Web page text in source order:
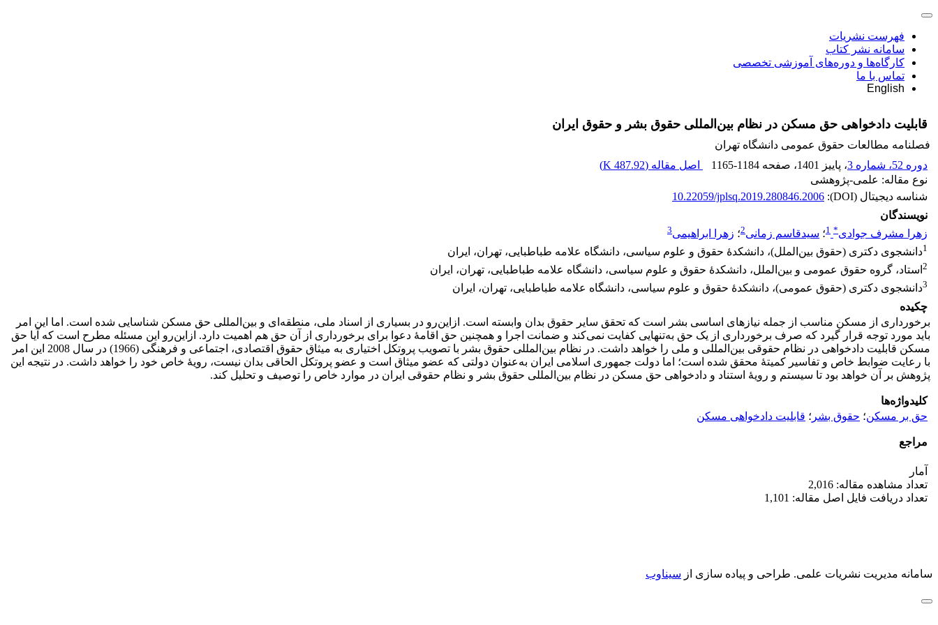
فهرست نشریات
سامانه نشر کتاب
کارگاه‌ها و دوره‌های آموزشی تخصصی
تماس با ما
English
قابلیت دادخواهی حق مسکن در نظام بین‌المللی حقوق بشر و حقوق ایران
فصلنامه مطالعات حقوق عمومی دانشگاه تهران
دوره 52، شماره 3
، پاییز 1401 ، صفحه 1165-1184 اصل مقاله (487.92 K
)
نوع مقاله: علمی-پژوهشی
شناسه دیجیتال (DOI):
10.22059/jplsq.2019.280846.2006
نویسندگان
زهرا مشرف جوادی*
1؛ سیدقاسم زمانی2؛ زهرا ابراهیمی3
1دانشجوی دکتری (حقوق بین‌الملل)، دانشکدۀ حقوق و علوم سیاسی، دانشگاه علامه طباطبایی، تهران، ایران
2 استاد، گروه حقوق عمومی و بین‌الملل، دانشکدۀ حقوق و علوم سیاسی، دانشگاه علامه طباطبایی، تهران، ایران
3دانشجوی دکتری (حقوق عمومی)، دانشکدۀ حقوق و علوم سیاسی، دانشگاه علامه طباطبایی، تهران، ایران
چکیده
برخورداری از مسکن مناسب از جمله نیازهای اساسی بشر است که تحقق سایر حقوق بدان وابسته است. ازاین‌رو در بسیاری از اسناد ملی، منطقه‌ای و بین‌المللی حق مسکن شناسایی شده است. اما این امر
باید مورد توجه قرار گیرد که صرف برخورداری از یک حق به‌تنهایی کفایت نمی‌کند و ضمانت اجرا و همچنین حق اقامۀ دعوا برای برخورداری از آن حق هم اهمیت دارد. ازاین‌رو این مسئله مطرح است که آیا حق
مسکن قابلیت دادخواهی در نظام حقوقی بین‌المللی و ملی را خواهد داشت. در نظام بین‌المللی حقوق بشر با تصویب پروتکل اختیاری به میثاق حقوق اقتصادی، اجتماعی و فرهنگی (1966) در سال 2008 این امر
با رعایت ضوابط خاص و تفاسیر کمیتۀ محقق شده است؛ اما دولت جمهوری اسلامی ایران به‌عنوان دولتی که عضو میثاق است و عضو پروتکل الحاقی بدان نیست، رویۀ خاص خود را خواهد داشت. در نتیجه این
پژوهش بر آن خواهد بود تا سیستم و رویۀ استناد و دادخواهی حق مسکن در نظام بین‌المللی حقوق بشر و نظام حقوقی ایران در موارد خاص را توصیف و تحلیل کند.
کلیدواژه‌ها
حق بر مسکن؛ حقوق بشر ؛ قابلیت دادخواهی مسکن
مراجع
آمار
تعداد مشاهده مقاله: 2,016
تعداد دریافت فایل اصل مقاله: 1,101
سامانه مدیریت نشریات علمی. طراحی و پیاده سازی از سیناوب